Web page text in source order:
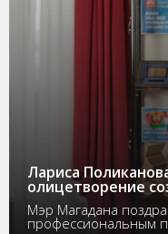
Лариса
олицетворение
Мэр Магадана
профессиональным